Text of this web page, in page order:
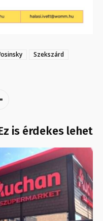
Szekszárd
is érdekes lehet